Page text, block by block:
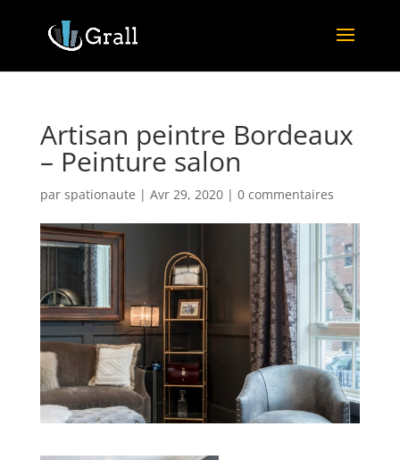
Artisan peintre Bordeaux
– Peinture salon
par spationaute | Avr 29, 2020| 0 commentaires